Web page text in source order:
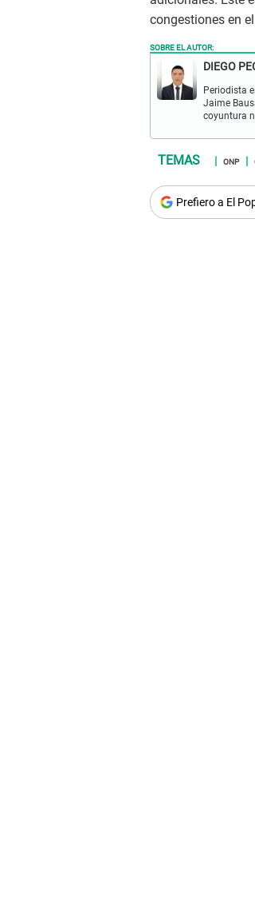
congestiones en
SOBRE EL AUTOR:
DIEGO
Periodista
Jaime
coyuntura
ONP
Prefiero a El